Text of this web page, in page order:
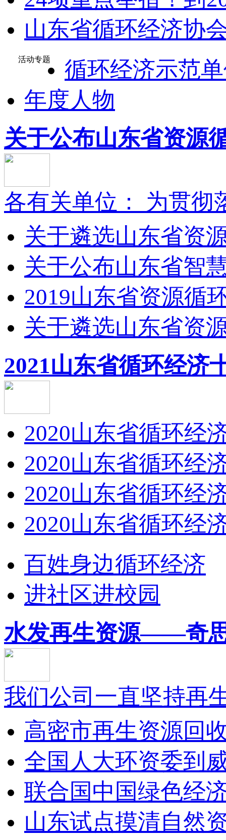
山东省循环经济协
活动专题
循环经济示范
年度人物
关于公布山东省资源
各有关单位： 为贯彻
关于遴选山东省资
关于公布山东省智
2019山东省资源循
关于遴选山东省资
2021山东省循环经济
2020山东省循环经
2020山东省循环经
2020山东省循环经
2020山东省循环经
百姓身边循环经济
进社区进校园
水发再生资源——奇
我们公司一直坚持再
高密市再生资源回
全国人大环资委到
联合国中国绿色经
山东试点摸清自然